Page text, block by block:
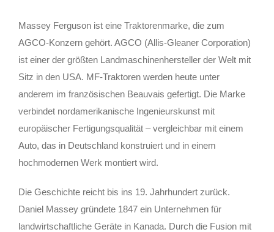
Massey Ferguson ist eine Traktorenmarke, die zum
AGCO-Konzern gehört. AGCO (Allis-Gleaner Corporation)
ist einer der größten Landmaschinenhersteller der Welt mit
Sitz in den USA. MF-Traktoren werden heute unter
anderem im französischen Beauvais gefertigt. Die Marke
verbindet nordamerikanische Ingenieurskunst mit
europäischer Fertigungsqualität – vergleichbar mit einem
Auto, das in Deutschland konstruiert und in einem
hochmodernen Werk montiert wird.
Die Geschichte reicht bis ins 19. Jahrhundert zurück.
Daniel Massey gründete 1847 ein Unternehmen für
landwirtschaftliche Geräte in Kanada. Durch die Fusion mit